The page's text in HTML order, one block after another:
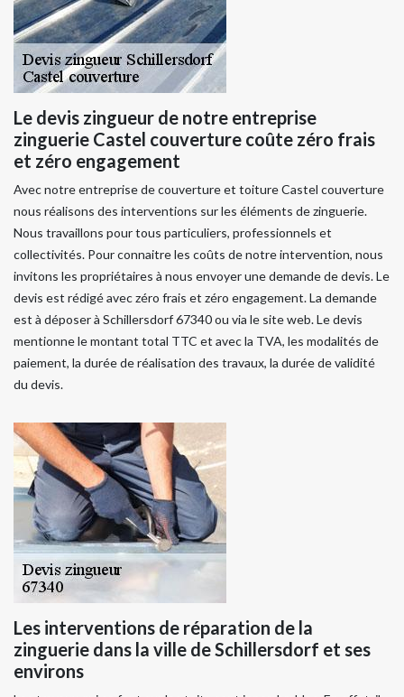
Le devis zingueur de notre entreprise
zinguerie Castel couverture coûte zéro frais
et zéro engagement
Avec notre entreprise de couverture et toiture Castel couverture
nous réalisons des interventions sur les éléments de zinguerie.
Nous travaillons pour tous particuliers, professionnels et
collectivités. Pour connaitre les coûts de notre intervention, nous
invitons les propriétaires à nous envoyer une demande de devis. Le
devis est rédigé avec zéro frais et zéro engagement. La demande
est à déposer à Schillersdorf 67340 ou via le site web. Le devis
mentionne le montant total TTC et avec la TVA, les modalités de
paiement, la durée de réalisation des travaux, la durée de validité
du devis.
Les interventions de réparation de la
zinguerie dans la ville de Schillersdorf et ses
environs